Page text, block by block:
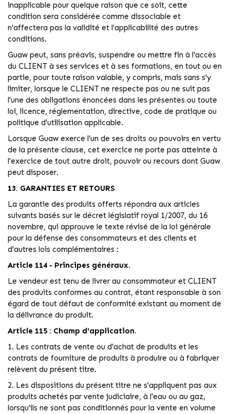
inapplicable pour quelque raison que ce soit, cette
condition sera considérée comme dissociable et
n'affectera pas la validité et l'applicabilité des autres
conditions.
Guaw peut, sans préavis, suspendre ou mettre fin à l'accès
du CLIENT à ses services et à ses formations, en tout ou en
partie, pour toute raison valable, y compris, mais sans s'y
limiter, lorsque le CLIENT ne respecte pas ou ne suit pas
l'une des obligations énoncées dans les présentes ou toute
loi, licence, réglementation, directive, code de pratique ou
politique d'utilisation applicable.
Lorsque Guaw exerce l'un de ses droits ou pouvoirs en vertu
de la présente clause, cet exercice ne porte pas atteinte à
l'exercice de tout autre droit, pouvoir ou recours dont Guaw
peut disposer.
13. GARANTIES ET RETOURS
La garantie des produits offerts répondra aux articles
suivants basés sur le décret législatif royal 1/2007, du 16
novembre, qui approuve le texte révisé de la loi générale
pour la défense des consommateurs et des clients et
d'autres lois complémentaires :
Article 114 - Principes généraux.
Le vendeur est tenu de livrer au consommateur et CLIENT
des produits conformes au contrat, étant responsable à son
égard de tout défaut de conformité existant au moment de
la délivrance du produit.
Article 115 : Champ d'application.
1. Les contrats de vente ou d'achat de produits et les
contrats de fourniture de produits à produire ou à fabriquer
relèvent du présent titre.
2. Les dispositions du présent titre ne s'appliquent pas aux
produits achetés par vente judiciaire, à l'eau ou au gaz,
lorsqu'ils ne sont pas conditionnés pour la vente en volume